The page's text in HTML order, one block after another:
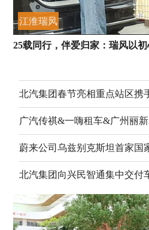
江淮瑞风
25载同行，伴爱归家：瑞风以